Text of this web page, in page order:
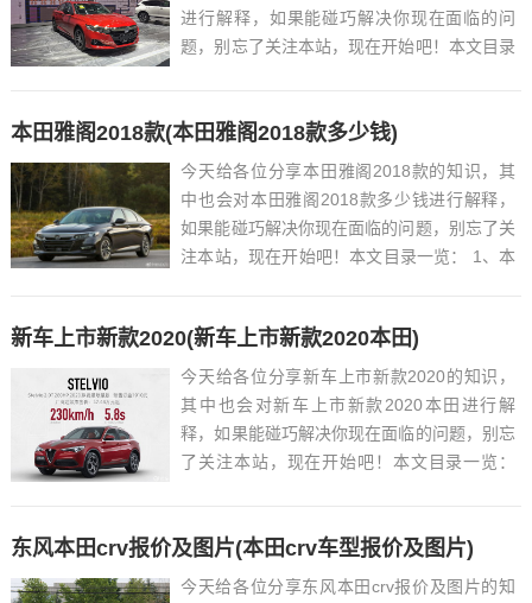
进行解释，如果能碰巧解决你现在面临的问
题，别忘了关注本站，现在开始吧！本文目录
本田雅阁2018款(本田雅阁2018款多少钱)
今天给各位分享本田雅阁2018款的知识，其
中也会对本田雅阁2018款多少钱进行解释，
如果能碰巧解决你现在面临的问题，别忘了关
注本站，现在开始吧！本文目录一览： 1、本
新车上市新款2020(新车上市新款2020本田)
今天给各位分享新车上市新款2020的知识，
其中也会对新车上市新款2020本田进行解
释，如果能碰巧解决你现在面临的问题，别忘
了关注本站，现在开始吧！本文目录一览：
东风本田crv报价及图片(本田crv车型报价及图片)
今天给各位分享东风本田crv报价及图片的知